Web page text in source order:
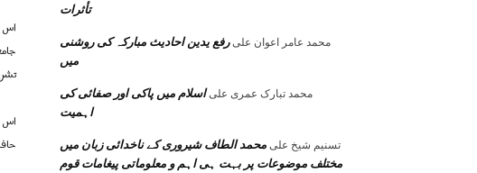
اس
اس
تأثرات
محمد عامر اعوان علىرفع یدین احادیث مبارکہ کی روشنی
میں
محمد تبارک عمری علىاسلام میں پاکی اور صفائی کی
اہمیت
تسنیم شیخ علىمحمد الطاف شیروری کے ناخدائی زبان میں
مختلف موضوعات پر بہت ہی اہم و معلوماتی پیغامات قوم